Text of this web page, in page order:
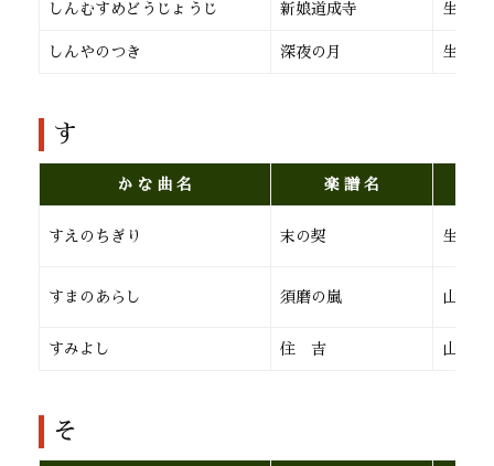
しんむすめどうじょうじ 新娘道成寺 生田流
しんやのつき 深夜の月 生田流
す
か な 曲 名 楽 譜 名
すえのちぎり 末の契 生田流
すまのあらし 須磨の嵐 山田流
すみよし 住 吉 山田流
そ